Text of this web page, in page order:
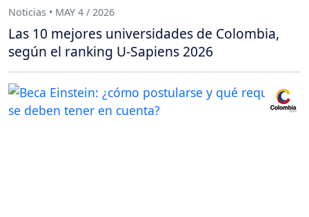
Noticias • MAY 4 / 2026
Las 10 mejores universidades de Colombia,
según el ranking U-Sapiens 2026